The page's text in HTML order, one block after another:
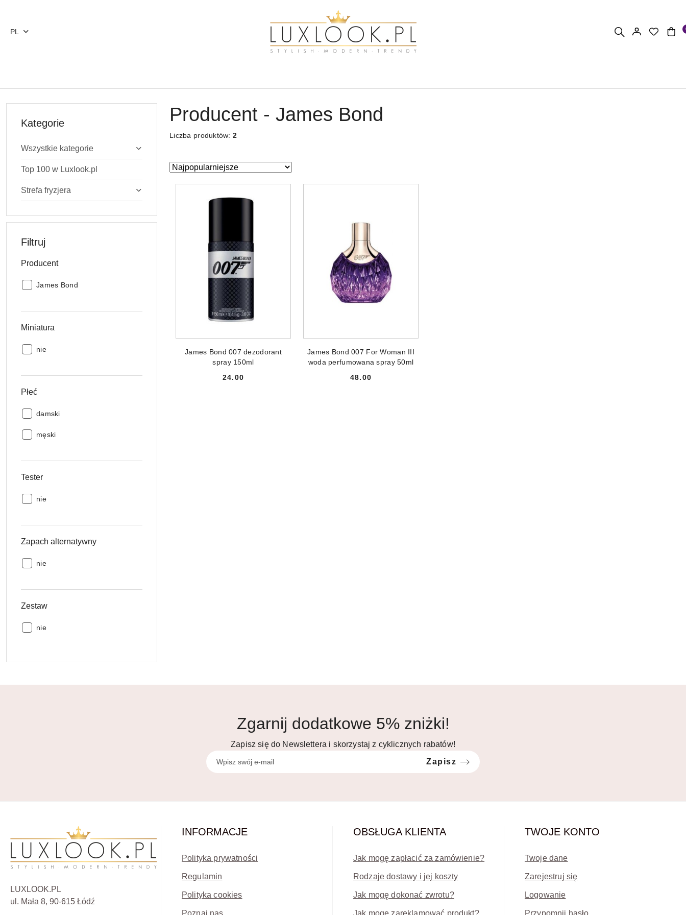
PL
Kategorie
Wszystkie kategorie
Top 100 w Luxlook.pl
Strefa fryzjera
Filtruj
Producent
Producent:
James Bond
Miniatura
Miniatura:
nie
Płeć
Płeć:
damski
Płeć:
męski
Tester
Tester:
nie
Zapach alternatywny
Zapach
nie
Zestaw
Zestaw:
nie
Producent - James Bond
Liczba produktów:2
Zastosowano
Sortuj
James Bond 007 dezodorant
spray 150ml
Cena:
24.00
James Bond 007 For Woman III
woda perfumowana spray 50ml
Cena:
48.00
Zgarnij dodatkowe 5% zniżki!
Zapisz się do Newslettera i skorzystaj z cyklicznych rabatów!
Zapisz
LUXLOOK.PL
ul. Mała 8, 90-615 Łódź
INFORMACJE
Polityka prywatności
Regulamin
Polityka cookies
Poznaj nas
OBSŁUGA KLIENTA
Jak mogę zapłacić za zamówienie?
Rodzaje dostawy i jej koszty
Jak mogę dokonać zwrotu?
Jak mogę zareklamować produkt?
TWOJE KONTO
Twoje dane
Zarejestruj się
Logowanie
Przypomnij hasło